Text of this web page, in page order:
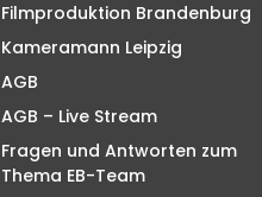
Filmproduktion Brandenburg
Kameramann Leipzig
AGB
AGB – Live Stream
Fragen und Antworten zum
Thema EB-Team